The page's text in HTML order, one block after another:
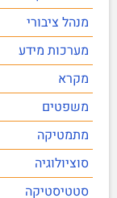
מנהל ציבורי
מערכות מידע
מקרא
משפטים
מתמטיקה
סוציולוגיה
סטטיסטיקה